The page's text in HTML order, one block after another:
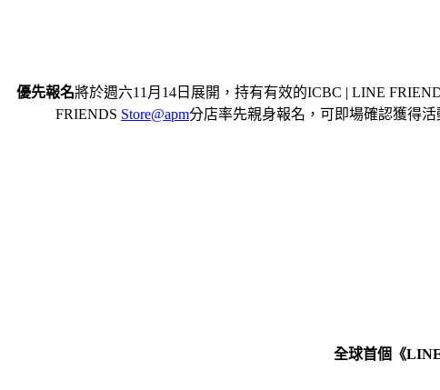
優先報名將於週六11月14日展開，持有有效的ICBC | LINE
FRIENDS Store@apm分店率先親身報名，可即場確認獲得
全球首個《